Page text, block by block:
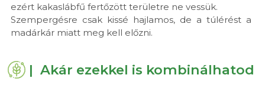
ezért kakaslábfű fertőzött területre ne vessük.
Szempergésre csak kissé hajlamos, de a túlérést a
madárkár miatt meg kell előzni.
| Akár ezekkel is kombinálhatod